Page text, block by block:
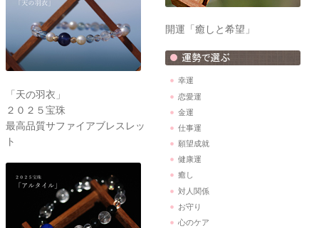
「天の羽衣」
２０２５宝珠
最高品質サファイアブレスレッ
ト
開運「癒しと希望」
幸運
恋愛運
金運
仕事運
願望成就
健康運
癒し
対人関係
お守り
心のケア